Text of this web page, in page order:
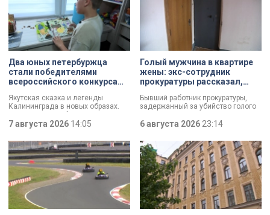
Два юных петербуржца
стали победителями
всероссийского конкурса
Якутская сказка и легенды
Калининграда в новых образах.
победителями всероссийского
Россия». Их работы с
использованием бересты, листьев
и янтаря дали новое прочтение
народным сюжетам.
7 августа 2026 14:05
Голый мужчина в квартире
жены: экс-сотрудник
прокуратуры рассказал,
Бывший работник прокуратуры,
задержанный за убийство голого
которые толкнули его на страшное
вынес мертвеца из дома на улице
Луначарского, выдавая
бездыханного мужчину за
изрядно перебравшего приятеля.
6 августа 202623:14